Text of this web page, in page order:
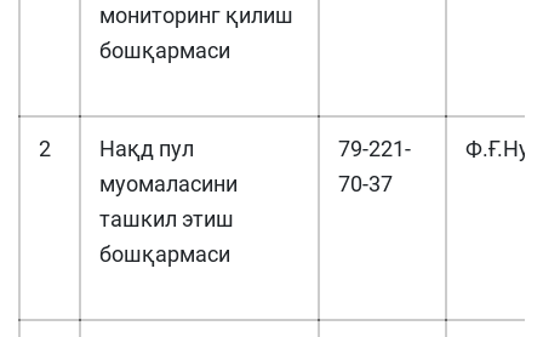
мониторинг қилиш
бошқармаси
2
Нақд пул
муомаласини
ташкил этиш
бошқармаси
79-221-
70-37